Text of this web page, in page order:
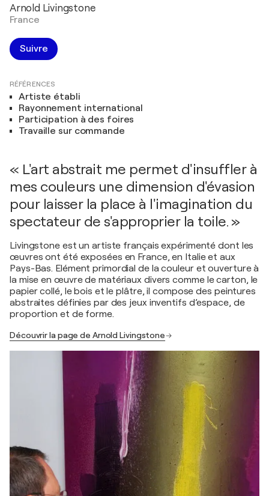
Arnold Livingstone
France
Suivre
RÉFÉRENCES
Artiste établi
Rayonnement international
Participation à des foires
Travaille sur commande
« L'art abstrait me permet d'insuffler à
mes couleurs une dimension d'évasion
pour laisser la place à l'imagination du
spectateur de s'approprier la toile. »
Livingstone est un artiste français expérimenté dont les
œuvres ont été exposées en France, en Italie et aux
Pays-Bas. Elément primordial de la couleur et ouverture à
la mise en œuvre de matériaux divers comme le carton, le
papier collé, le bois et le plâtre, il compose des peintures
abstraites définies par des jeux inventifs d’espace, de
proportion et de forme.
Découvrir la page de Arnold Livingstone